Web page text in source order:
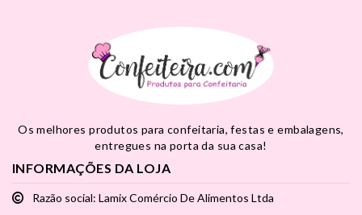
Os melhores produtos para confeitaria, festas e embalagens,
entregues na porta da sua casa!
INFORMAÇÕES DA LOJA
Razão social: Lamix Comércio De Alimentos Ltda